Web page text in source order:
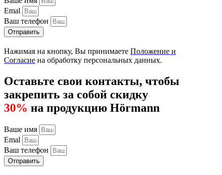
Emal
Ваш телефон
Отправить
Нажимая на кнопку, Вы принимаете Положение и
Согласие на обработку персональных данных.
Оставьте свои контакты, чтобы
закрепить за собой скидку
30% на продукцию Hörmann
Ваше имя
Emal
Ваш телефон
Отправить